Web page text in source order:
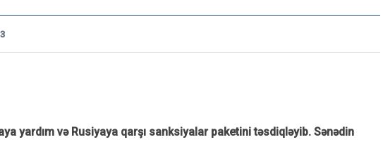
yardım və Rusiyaya qarşı sanksiyalar paketini təsdiqləyib. Sənədin